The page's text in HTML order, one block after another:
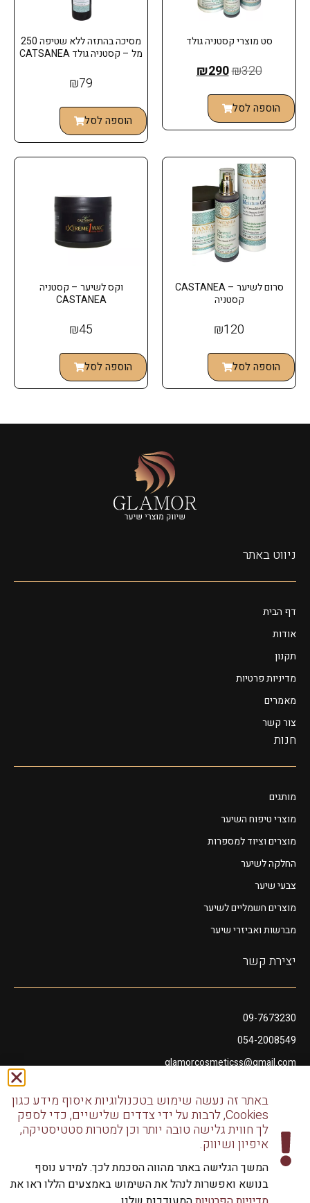
סט מוצרי קסטניה גולד
₪320
₪290
הוספה לסל
מסיכה בהתזה ללא שטיפה 250
מל – קסטניה גולד CATSANEA
₪79
הוספה לסל
סרום לשיער – CASTANEA
קסטניה
₪120
הוספה לסל
וקס לשיער – קסטניה
CASTANEA
₪45
הוספה לסל
ניווט באתר
דף הבית
אודות
תקנון
מדיניות פרטיות
מאמרים
צור קשר
חנות
מותגים
מוצרי טיפוח השיער
מוצרים וציוד למספרות
החלקה לשיער
צבעי שיער
מוצרים חשמליים לשיער
מברשות ואביזרי שיער
יצירת קשר
09-7673230
054-2008549
glamorcosmeticss@gmail.com
דודו דותן 10, נתניה
כל הזכויות שמורות לגלמור שיווק מוצרי שיער | שיווק למספרות
באתר זה נעשה שימוש בטכנולוגיות איסוף מידע כגון
Cookies, לרבות על ידי צדדים שלישיים, כדי לספק
לך חווית גלישה טובה יותר וכן למטרות סטטיסטיקה,
איפיון ושיווק.
המשך הגלישה באתר מהווה הסכמת לכך. למידע נוסף
בנושא ואפשרות לנהל את השימוש באמצעים הללו ראו את